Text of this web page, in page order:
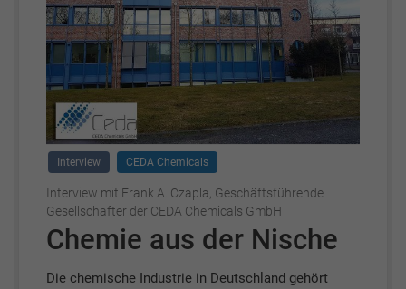
Interview CEDA Chemicals
Interview mit Frank A. Czapla, Geschäftsführende
Gesellschafter der CEDA Chemicals GmbH
Chemie aus der Nische
Die chemische Industrie in Deutschland gehört